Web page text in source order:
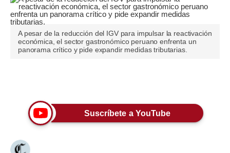
Editorial
Pregunta de hoy
Blogs
Viajes
A pesar de la reducción del IGV para impulsar la reactivación
económica, el sector gastronómico peruano enfrenta un
panorama crítico y pide expandir medidas tributarias.
Suscríbete a YouTube